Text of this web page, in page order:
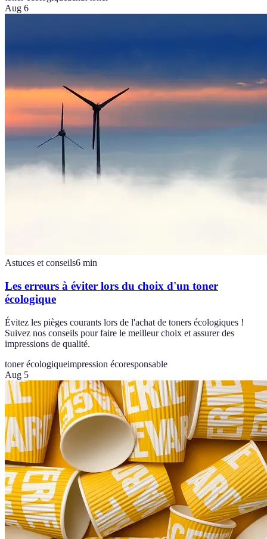
Aug 6
Astuces et conseils6 min
Les erreurs à éviter lors du choix d'un toner
écologique
Évitez les pièges courants lors de l'achat de toners écologiques !
Suivez nos conseils pour faire le meilleur choix et assurer des
impressions de qualité.
toner écologiqueimpression écoresponsable
Aug 5